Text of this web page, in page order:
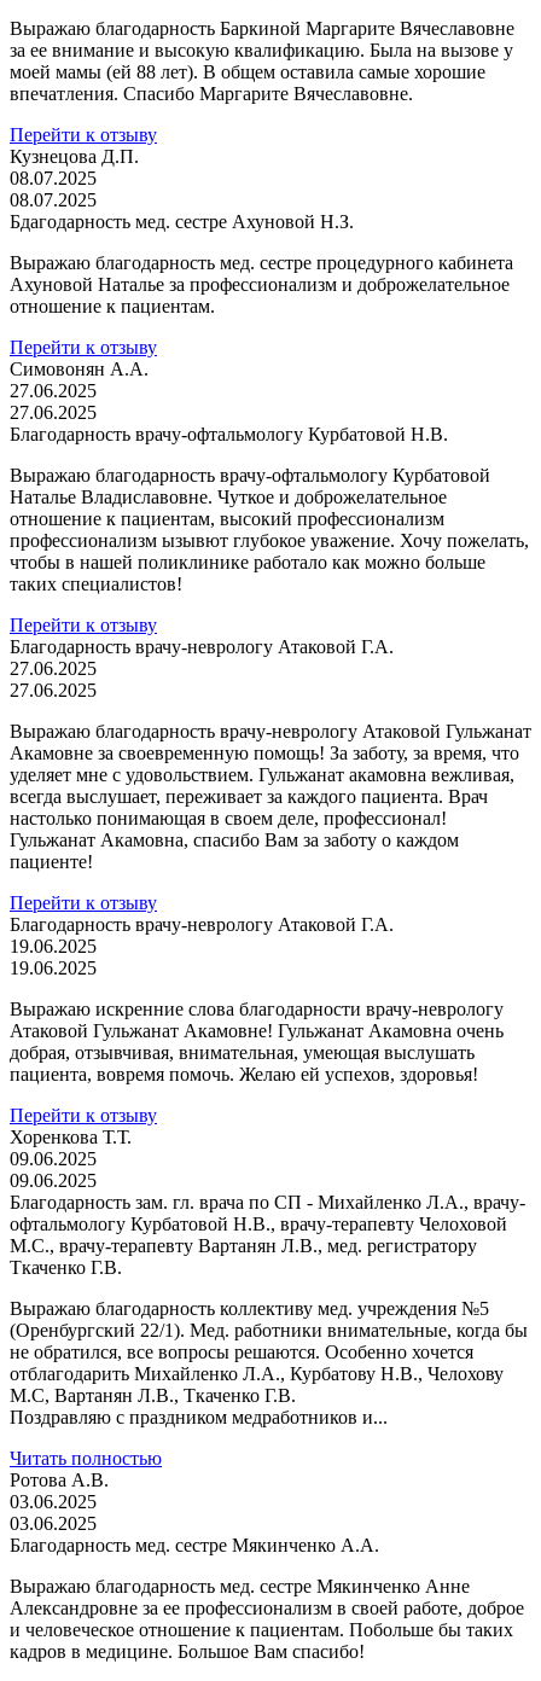
Выражаю благодарность Баркиной Маргарите Вячеславовне
за ее внимание и высокую квалификацию. Была на вызове у
моей мамы (ей 88 лет). В общем оставила самые хорошие
впечатления. Спасибо Маргарите Вячеславовне.
Перейти к отзыву
Кузнецова Д.П.
08.07.2025
08.07.2025
Бдагодарность мед. сестре Ахуновой Н.З.
Выражаю благодарность мед. сестре процедурного кабинета
Ахуновой Наталье за профессионализм и доброжелательное
отношение к пациентам.
Перейти к отзыву
Симовонян А.А.
27.06.2025
27.06.2025
Благодарность врачу-офтальмологу Курбатовой Н.В.
Выражаю благодарность врачу-офтальмологу Курбатовой
Наталье Владиславовне. Чуткое и доброжелательное
отношение к пациентам, высокий профессионализм
профессионализм ызывют глубокое уважение. Хочу пожелать,
чтобы в нашей поликлинике работало как можно больше
таких специалистов!
Перейти к отзыву
Благодарность врачу-неврологу Атаковой Г.А.
27.06.2025
27.06.2025
Выражаю благодарность врачу-неврологу Атаковой Гульжанат
Акамовне за своевременную помощь! За заботу, за время, что
уделяет мне с удовольствием. Гульжанат акамовна вежливая,
всегда выслушает, переживает за каждого пациента. Врач
настолько понимающая в своем деле, профессионал!
Гульжанат Акамовна, спасибо Вам за заботу о каждом
пациенте!
Перейти к отзыву
Благодарность врачу-неврологу Атаковой Г.А.
19.06.2025
19.06.2025
Выражаю искренние слова благодарности врачу-неврологу
Атаковой Гульжанат Акамовне! Гульжанат Акамовна очень
добрая, отзывчивая, внимательная, умеющая выслушать
пациента, вовремя помочь. Желаю ей успехов, здоровья!
Перейти к отзыву
Хоренкова Т.Т.
09.06.2025
09.06.2025
Благодарность зам. гл. врача по СП - Михайленко Л.А., врачу-
офтальмологу Курбатовой Н.В., врачу-терапевту Челоховой
М.С., врачу-терапевту Вартанян Л.В., мед. регистратору
Ткаченко Г.В.
Выражаю благодарность коллективу мед. учреждения №5
(Оренбургский 22/1). Мед. работники внимательные, когда бы
не обратился, все вопросы решаются. Особенно хочется
отблагодарить Михайленко Л.А., Курбатову Н.В., Челохову
М.С, Вартанян Л.В., Ткаченко Г.В.
Поздравляю с праздником медработников и...
Читать полностью
Ротова А.В.
03.06.2025
03.06.2025
Благодарность мед. сестре Мякинченко А.А.
Выражаю благодарность мед. сестре Мякинченко Анне
Александровне за ее профессионализм в своей работе, доброе
и человеческое отношение к пациентам. Побольше бы таких
кадров в медицине. Большое Вам спасибо!